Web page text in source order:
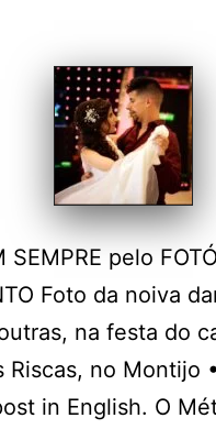
SEMPRE pelo
Foto da noiva
na festa do
Riscas, no Montijo
in English. O